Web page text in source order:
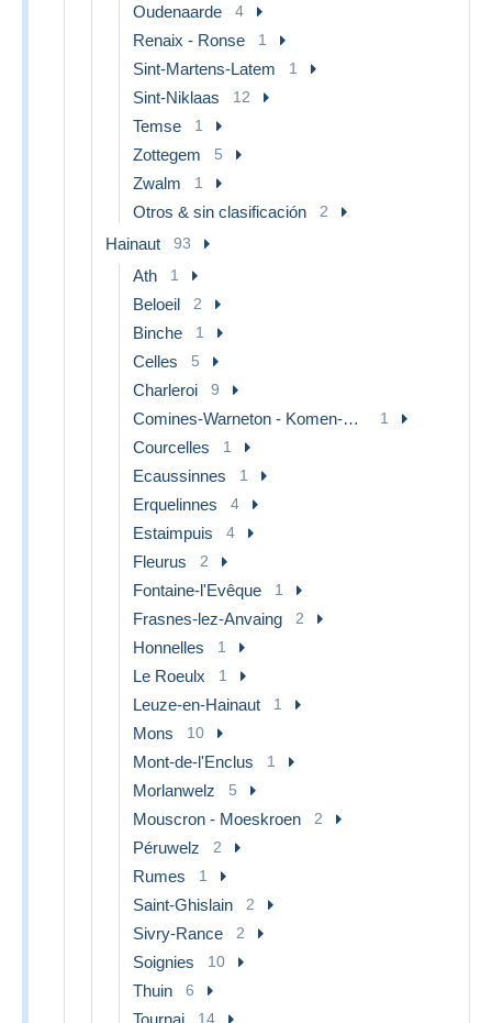
Oudenaarde 4
Renaix - Ronse 1
Sint-Martens-Latem 1
Sint-Niklaas 12
Temse 1
Zottegem 5
Zwalm 1
Otros & sin clasificación 2
Hainaut 93
Ath 1
Beloeil 2
Binche 1
Celles 5
Charleroi 9
Comines-Warneton - Komen-Waasten 1
Courcelles 1
Ecaussinnes 1
Erquelinnes 4
Estaimpuis 4
Fleurus 2
Fontaine-l'Evêque 1
Frasnes-lez-Anvaing 2
Honnelles 1
Le Roeulx 1
Leuze-en-Hainaut 1
Mons 10
Mont-de-l'Enclus 1
Morlanwelz 5
Mouscron - Moeskroen 2
Péruwelz 2
Rumes 1
Saint-Ghislain 2
Sivry-Rance 2
Soignies 10
Thuin 6
Tournai 14